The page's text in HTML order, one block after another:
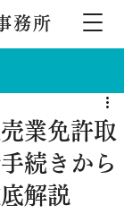
務所
業免許取
続きから
解説